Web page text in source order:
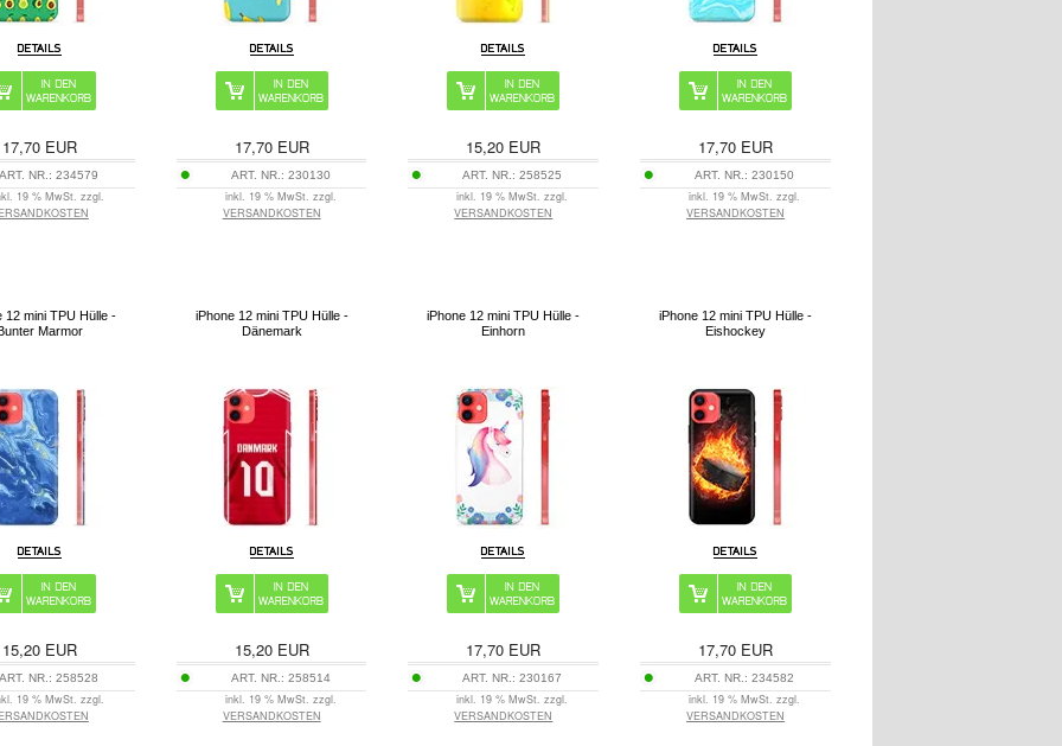
17,70EUR
ART. NR.: 234579
19 % MwSt. zzgl.
17,70EUR
ART. NR.: 230130
inkl. 19 % MwSt. zzgl.
VERSANDKOSTEN
15,20 EUR
ART. NR.:258525
inkl. 19 % MwSt. zzgl.
VERSANDKOSTEN
17,70 EUR
ART. NR.:230150
inkl. 19 % MwSt. zzgl.
VERSANDKOSTEN
12 mini TPU Hülle -
Marmor
15,20EUR
ART. NR.: 258528
19 % MwSt. zzgl.
iPhone 12 mini TPU Hülle -
Dänemark
15,20EUR
ART. NR.: 258514
inkl. 19 % MwSt. zzgl.
VERSANDKOSTEN
iPhone 12 mini TPU Hülle -
Einhorn
17,70 EUR
ART. NR.:230167
inkl. 19 % MwSt. zzgl.
VERSANDKOSTEN
iPhone 12 mini TPU Hülle -
Eishockey
17,70 EUR
ART. NR.:234582
inkl. 19 % MwSt. zzgl.
VERSANDKOSTEN